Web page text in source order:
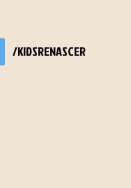
/KIDSRENASCER